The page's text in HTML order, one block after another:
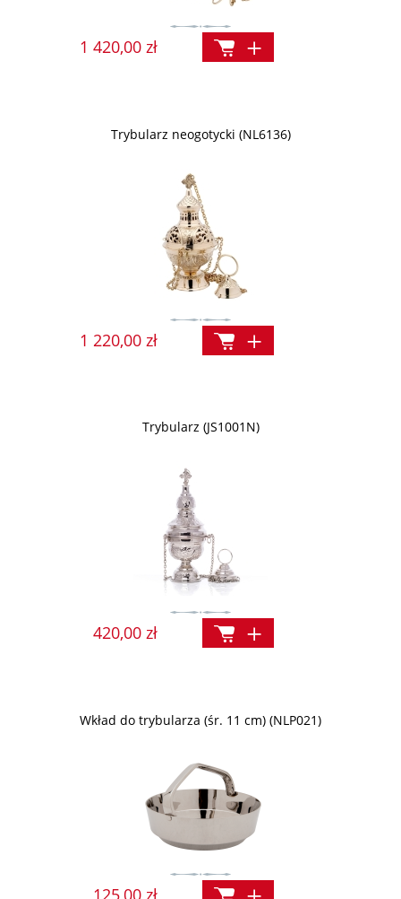
1 420,00 zł
Trybularz neogotycki (NL6136)
1 220,00 zł
Trybularz (JS1001N)
420,00 zł
Wkład do trybularza (śr. 11 cm) (NLP021)
125,00 zł